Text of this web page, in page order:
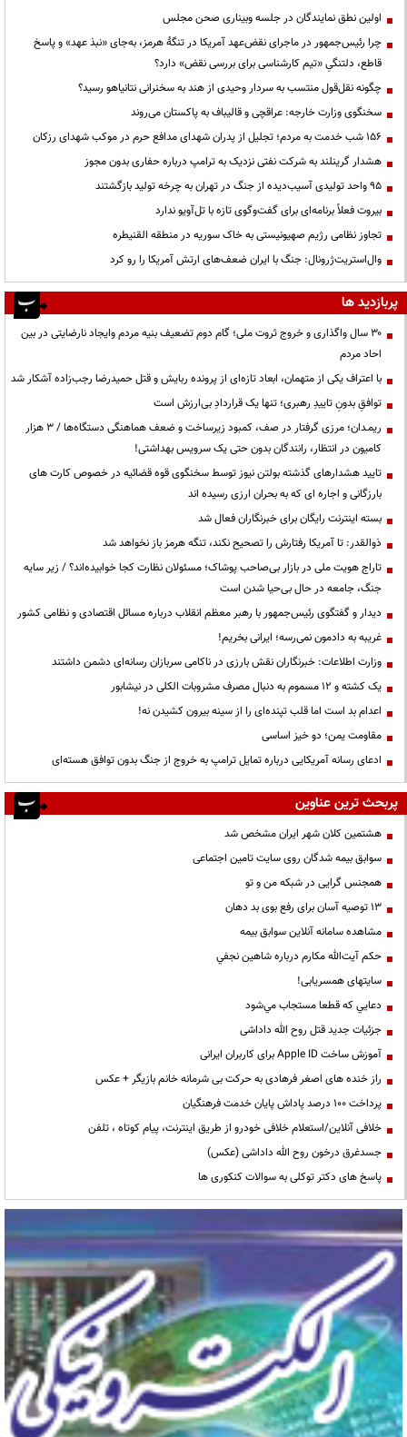
اولین نطق نمایندگان در جلسه وبیناری صحن مجلس
چرا رئیس‌جمهور در ماجرای نقض‌عهد آمریکا در تنگهٔ هرمز، به‌جای «نبذ عهد» و پاسخ
قاطع، دلتنگیِ «تیم کارشناسی برای بررسی نقض» دارد؟
چگونه نقل‌قول منتسب به سردار وحیدی از هند به سخنرانی نتانیاهو رسید؟
سخنگوی وزارت خارجه: عراقچی و قالیباف به پاکستان می‌روند
۱۵۶ شب خدمت به مردم؛ تجلیل از پدران شهدای مدافع حرم در موکب شهدای رزکان
هشدار گرینلند به شرکت نفتی نزدیک به ترامپ درباره حفاری بدون مجوز
95 واحد تولیدی آسیب‌دیده از جنگ در تهران به چرخه تولید بازگشتند
بیروت فعلاً برنامه‌ای برای گفت‌وگوی تازه با تل‌آویو ندارد
تجاوز نظامی رژیم صهیونیستی به خاک سوریه در منطقه القنیطره
وال‌استریت‌ژرونال: جنگ با ایران ضعف‌های ارتش آمریکا را رو کرد
پربازدید ها
۳۰ سال واگذاری و خروج ثروت ملی؛ گام دوم تضعیف بنیه مردم وایجاد نارضایتی در بین
احاد مردم
با اعتراف یکی از متهمان، ابعاد تازه‌ای از پرونده ربایش و قتل حمیدرضا رجب‌زاده آشکار شد
توافقِ بدونِ تاییدِ رهبری؛ تنها یک قراردادِ بی‌ارزش است
ریمـدان؛ مرزی گرفتار در صف، کمبود زیرساخت و ضعف هماهنگی دستگاه‌ها / ۳ هزار
کامیون در انتظار، رانندگان بدون حتی یک سرویس بهداشتی!
تایید هشدارهای گذشته بولتن نیوز توسط سخنگوی قوه قضائیه در خصوص کارت های
بارزگانی و اجاره ای که به بحران ارزی رسیده اند
بسته اینترنت رایگان برای خبرنگاران فعال شد
ذوالقدر: تا آمریکا رفتارش را تصحیح نکند، تنگه هرمز باز نخواهد شد
تاراج هویت ملی در بازار بی‌صاحب پوشاک؛ مسئولان نظارت کجا خوابیده‌اند؟ / زیر سایه
جنگ، جامعه در حال بی‌حیا شدن است
دیدار و گفتگوی رئیس‌جمهور با رهبر معظم انقلاب درباره مسائل اقتصادی و نظامی کشور
غریبه به دادمون نمی‌رسه؛ ایرانی بخریم!
وزارت اطلاعات: خبرنگاران نقش بارزی در ناکامی سربازان رسانه‌ای دشمن داشتند
یک کشته و ۱۲ مسموم به دنبال مصرف مشروبات الکلی در نیشابور
اعدام بد است اما قلب تپنده‌ای را از سینه بیرون کشیدن نه!
مقاومت یمن؛ دو خیز اساسی
ادعای رسانه آمریکایی درباره تمایل ترامپ به خروج از جنگ بدون توافق هسته‌ای
پربحث ترین عناوین
هشتمین کلان شهر ایران مشخص شد
سوابق بیمه شدگان روی سایت تامین اجتماعی
همجنس گرایی در شبکه من و تو
13 توصیه آسان برای رفع بوی بد دهان
مشاهده سامانه آنلاين سوابق بیمه
حكم آيت‌الله مكارم درباره شاهين نجفي
سایتهای همسریابی!
دعايي كه قطعا مستجاب مي‌شود
جزئیات جدید قتل روح الله داداشی
آموزش ساخت Apple ID برای کاربران ایرانی
راز خنده های اصغر فرهادی به حرکت بی شرمانه خانم بازیگر + عکس
پرداخت ۱۰۰ درصد پاداش پایان خدمت فرهنگیان
خلافی آنلاین/استعلام خلافی خودرو از طریق اینترنت، پیام کوتاه ، تلفن
جسدغرق درخون روح الله داداشی (عکس)
پاسخ های دکتر توکلی به سوالات کنکوری ها